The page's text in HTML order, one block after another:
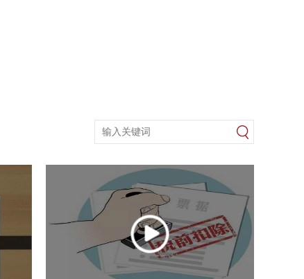
关注微信服务号
查看详情